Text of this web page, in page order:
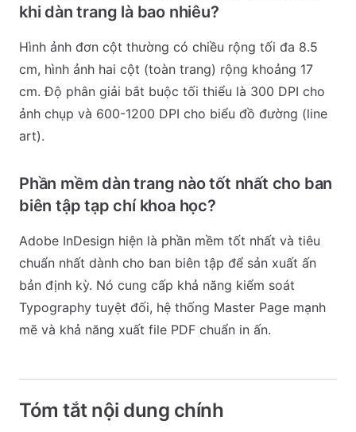
khi dàn trang là bao nhiêu?
Hình ảnh đơn cột thường có chiều rộng tối đa 8.5
cm, hình ảnh hai cột (toàn trang) rộng khoảng 17
cm. Độ phân giải bắt buộc tối thiểu là 300 DPI cho
ảnh chụp và 600-1200 DPI cho biểu đồ đường (line
art).
Phần mềm dàn trang nào tốt nhất cho ban
biên tập tạp chí khoa học?
Adobe InDesign hiện là phần mềm tốt nhất và tiêu
chuẩn nhất dành cho ban biên tập để sản xuất ấn
bản định kỳ. Nó cung cấp khả năng kiểm soát
Typography tuyệt đối, hệ thống Master Page mạnh
mẽ và khả năng xuất file PDF chuẩn in ấn.
Tóm tắt nội dung chính